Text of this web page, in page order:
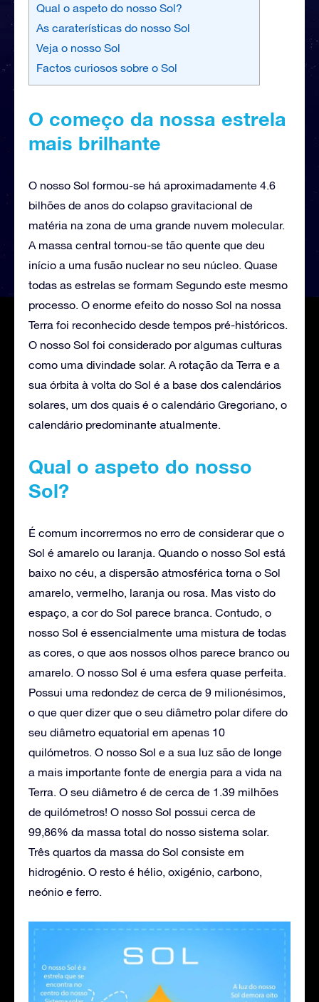
Qual o aspeto do nosso Sol?
As caraterísticas do nosso Sol
Veja o nosso Sol
Factos curiosos sobre o Sol
O começo da nossa estrela
mais brilhante
O nosso Sol formou-se há aproximadamente 4.6
bilhões de anos do colapso gravitacional de
matéria na zona de uma grande nuvem molecular.
A massa central tornou-se tão quente que deu
início a uma fusão nuclear no seu núcleo. Quase
todas as estrelas se formam Segundo este mesmo
processo. O enorme efeito do nosso Sol na nossa
Terra foi reconhecido desde tempos pré-históricos.
O nosso Sol foi considerado por algumas culturas
como uma divindade solar. A rotação da Terra e a
sua órbita à volta do Sol é a base dos calendários
solares, um dos quais é o calendário Gregoriano, o
calendário predominante atualmente.
Qual o aspeto do nosso
Sol?
É comum incorrermos no erro de considerar que o
Sol é amarelo ou laranja. Quando o nosso Sol está
baixo no céu, a dispersão atmosférica torna o Sol
amarelo, vermelho, laranja ou rosa. Mas visto do
espaço, a cor do Sol parece branca. Contudo, o
nosso Sol é essencialmente uma mistura de todas
as cores, o que aos nossos olhos parece branco ou
amarelo. O nosso Sol é uma esfera quase perfeita.
Possui uma redondez de cerca de 9 milionésimos,
o que quer dizer que o seu diâmetro polar difere do
seu diâmetro equatorial em apenas 10
quilómetros. O nosso Sol e a sua luz são de longe
a mais importante fonte de energia para a vida na
Terra. O seu diâmetro é de cerca de 1.39 milhões
de quilómetros! O nosso Sol possui cerca de
99,86% da massa total do nosso sistema solar.
Três quartos da massa do Sol consiste em
hidrogénio. O resto é hélio, oxigénio, carbono,
neónio e ferro.